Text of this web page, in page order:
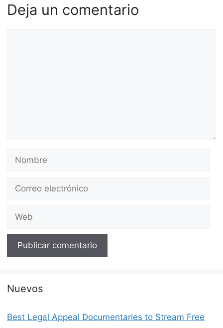
Deja un comentario
electrónico
Nuevos
Best Legal Appeal Documentaries to Stream Free